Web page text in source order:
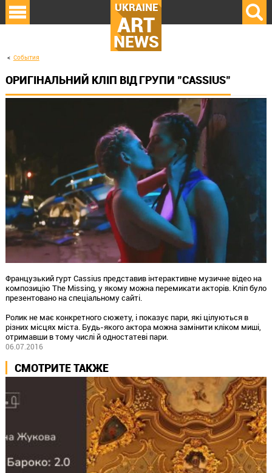
UKRAINE
ART
NEWS
События
ОРИГІНАЛЬНИЙ КЛІП ВІД ГРУПИ "CASSIUS"
Французький гурт Cassius представив інтерактивне музичне відео на
композицію The Missing, у якому можна перемикати акторів. Кліп було
презентовано на спеціальному сайті.
Ролик не має конкретного сюжету, і показує пари, які цілуються в
різних місцях міста. Будь-якого актора можна замінити кліком миші,
отримавши в тому числі й одностатеві пари.
06.07.2016
СМОТРИТЕ ТАКЖЕ